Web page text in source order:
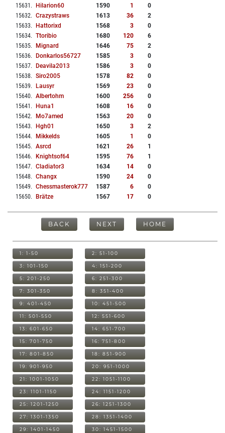
15631 . Hilarion60 1590 1
0
15632. Crazystraws 1613 36
2
15633. Hattorixd 1568 3
0
15634. Ttoribio 1680 120
6
15635. Mignard 1646 75
2
15636. Donkarlos56727 1585 3
0
15637. Deavila2013 1586 3
0
15638. Siro2005 1578 82
0
15639. Lausyr 1569 23
0
15640. Albertohm 1600 256
0
15641 . Huna1 1608 16
0
15642. Mo7amed 1563 20
0
15643. Hgh01 1650 3
2
15644. Mikkelds 1605 1
0
15645. Asrcd 1621 26
1
15646. Knightsof64 1595 76
1
15647. Cladiator3 1634 14
0
15648. Changx 1590 24
0
15649. Chessmasterok777 1587 6
0
15650. Brätze 1567 17 0
BACK NEXT HOME
1: 1-50 2: 51-100
3: 101-150 4: 151-200
5: 201-250 6: 251-300
7: 301-350 8: 351-400
9: 401-450 10: 451-500
11: 501-550 12: 551-600
13: 601-650 14: 651-700
15: 701-750 16: 751-800
17: 801-850 18: 851-900
19: 901-950 20: 951-1000
21: 1001-1050 22: 1051-1100
23: 1101-1150 24: 1151-1200
25: 1201-1250 26: 1251-1300
27: 1301-1350 28: 1351-1400
29: 1401-1450 30: 1451-1500